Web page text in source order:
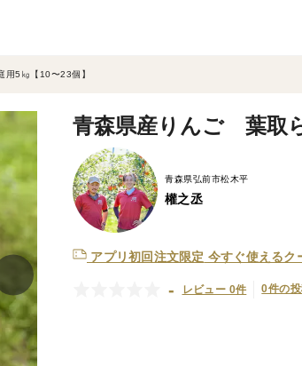
5㎏【10〜23個】
青森県産りんご 葉取
青森県弘前市松木平
權之丞
アプリ初回注文限定 今すぐ使えるク
- レビュー 0件 0件の